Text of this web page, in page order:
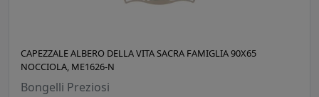
CAPEZZALE ALBERO DELLA VITA SACRA FAMIGLIA 90X65
NOCCIOLA, ME1626-N
Bongelli Preziosi